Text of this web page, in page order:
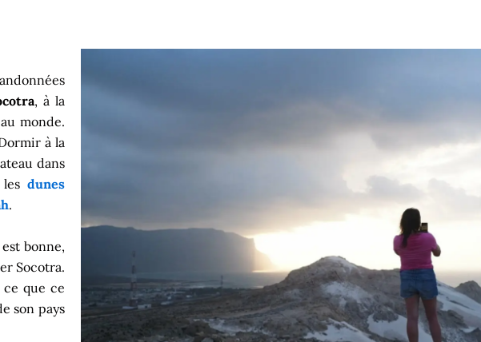
, à la
monde.
à la
dans
lesdunes
.
bonne,
Socotra.
que ce
son pays